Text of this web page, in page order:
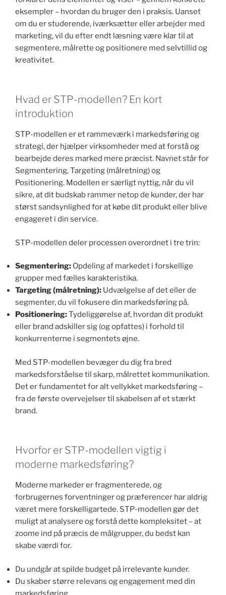
eksempler – hvordan du bruger den i praksis. Uanset
om du er studerende, iværksætter eller arbejder med
marketing, vil du efter endt læsning være klar til at
segmentere, målrette og positionere med selvtillid og
kreativitet.
Hvad er STP-modellen? En kort
introduktion
STP-modellen er et rammeværk i markedsføring og
strategi, der hjælper virksomheder med at forstå og
bearbejde deres marked mere præcist. Navnet står for
Segmentering, Targeting (målretning) og
Positionering. Modellen er særligt nyttig, når du vil
sikre, at dit budskab rammer netop de kunder, der har
størst sandsynlighed for at købe dit produkt eller blive
engageret i din service.
STP-modellen deler processen overordnet i tre trin:
Segmentering: Opdeling af markedet i forskellige
grupper med fælles karakteristika.
Targeting (målretning): Udvælgelse af det eller de
segmenter, du vil fokusere din markedsføring på.
Positionering:Tydeliggørelse af, hvordan dit produkt
eller brand adskiller sig (og opfattes) i forhold til
konkurrenterne i segmentets øjne.
Med STP-modellen bevæger du dig fra bred
markedsforståelse til skarp, målrettet kommunikation.
Det er fundamentet for alt vellykket markedsføring –
fra de første overvejelser til skabelsen af et stærkt
brand.
Hvorfor er STP-modellen vigtig i
moderne markedsføring?
Moderne markeder er fragmenterede, og
forbrugernes forventninger og præferencer har aldrig
været mere forskelligartede. STP-modellen gør det
muligt at analysere og forstå dette kompleksitet – at
zoome ind på præcis de målgrupper, du bedst kan
skabe værdi for.
Du undgår at spilde budget på irrelevante kunder.
Du skaber større relevans og engagement med din